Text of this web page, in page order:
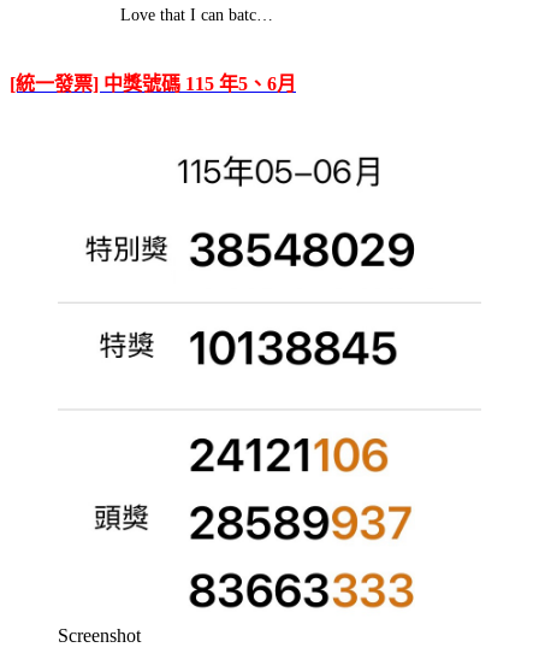
Love that I can batc…
[統一發票] 中獎號碼 115 年5、6月
Screenshot